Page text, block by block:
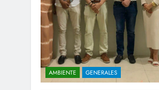
AMBIENTE GENERALES